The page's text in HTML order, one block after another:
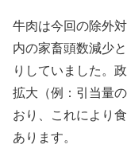
牛肉は今回の除外
内の家畜頭数減少
りしていました。
拡大（例：引当量
おり、これにより
あります。